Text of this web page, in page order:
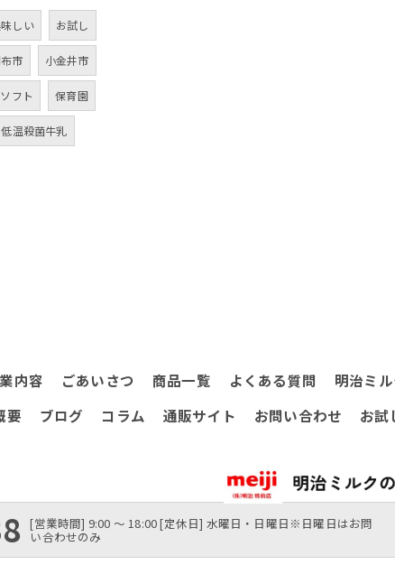
しい お試し
市 小金井市
フト 保育園
低温殺菌牛乳
[営業時間] 9:00 ～ 18:00 [定休日] 水曜日・日曜日※日曜日はお問
い合わせのみ
内容 ごあいさつ 商品一覧 よくある質問 明治ミ
要
ブログ コラム 通販サイト お問い合わせ お試
© 2026 東京都三鷹市の牛乳なら明治ミルクの里